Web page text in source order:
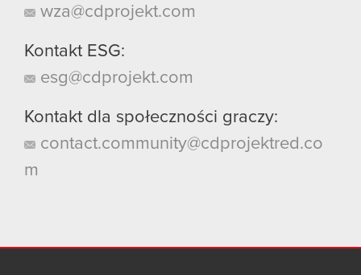
wza@cdprojekt.com
Kontakt ESG:
esg@cdprojekt.com
Kontakt dla społeczności graczy:
contact.community@cdprojektred.co
m